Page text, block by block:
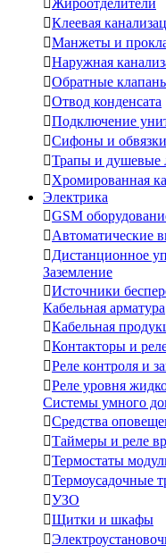
Жироотделители
Клеевая
Манжеты и
Наружная
Обратные
Отвод конденсата
Подключение
Сифоны и обвязки
Трапы и душевые
Хромированная
Электрика
GSM
Автоматические
Дистанционное
Заземление
Источники
Кабельная арматура
Кабельная
Контакторы и
Реле контроля и
Реле уровня
Системы умного
Средства
Таймеры и реле
Термостаты
Термоусадочные
УЗО
Щитки и шкафы
